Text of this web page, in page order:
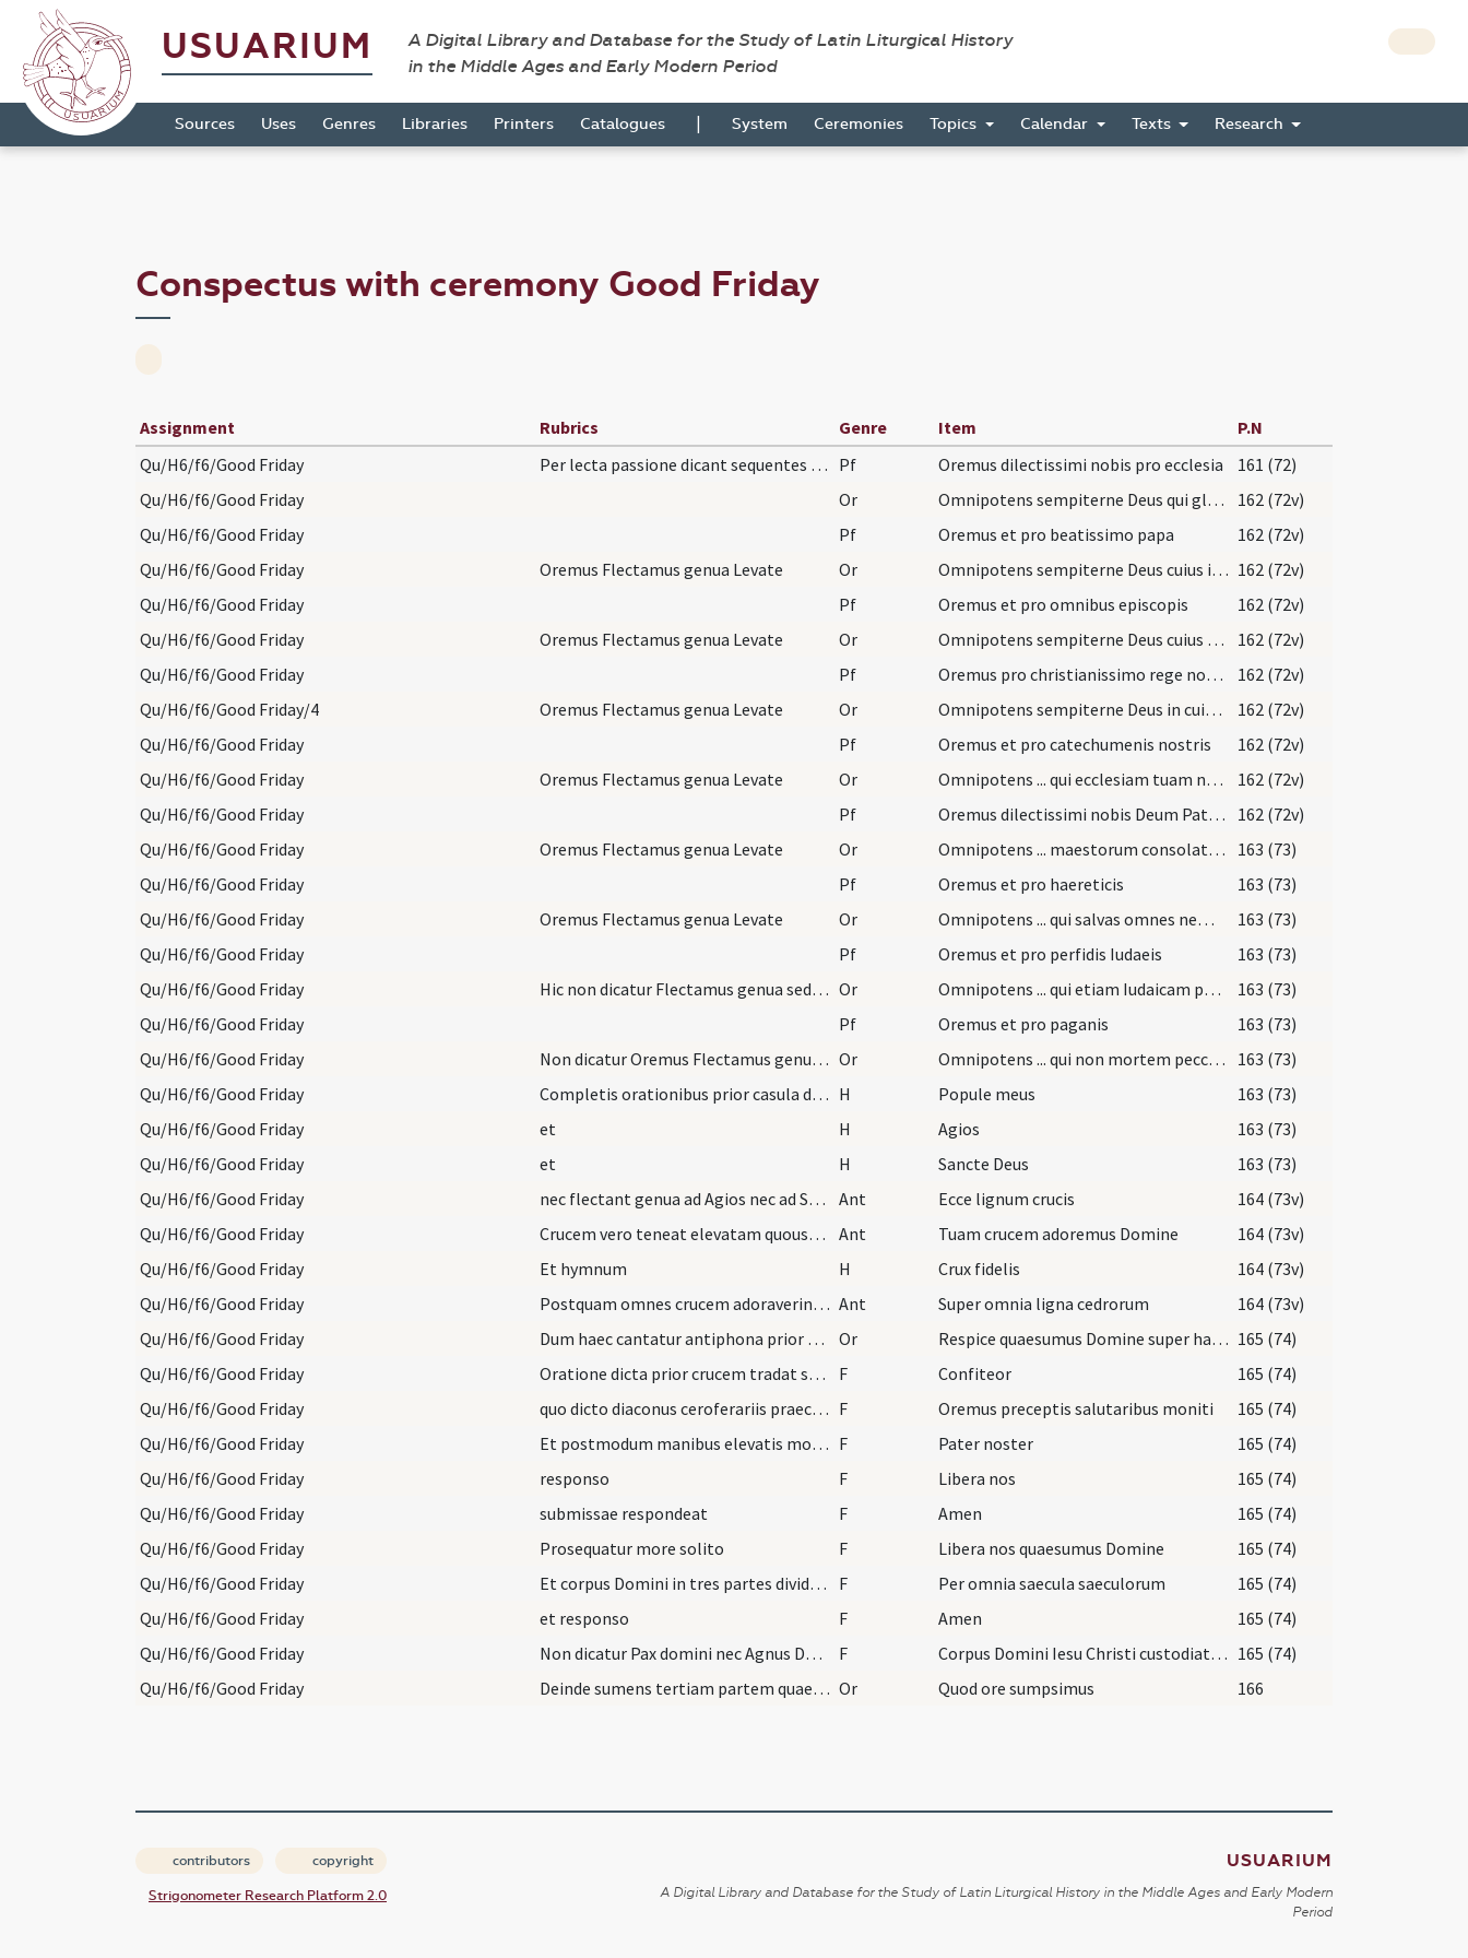
USUARIUM
A Digital Library and Database for the Study of Latin Liturgical History
in the Middle Ages and Early Modern Period
Sources Uses Genres Libraries Printers Catalogues | System Ceremonies Topics Calendar Texts Research
Conspectus with ceremony Good Friday
Assignment Rubrics Genre Item
P.N
Qu/H6/f6/Good Friday
Per lecta passione dicant sequentes orationes sin… Pf Oremus dilectissimi nobis pro ecclesia
161 (72)
Qu/H6/f6/Good Friday
Or Omnipotens sempiterne Deus qui gloriam tuam omnibus
162 (72v)
Qu/H6/f6/Good Friday
Pf Oremus et pro beatissimo papa
162 (72v)
Qu/H6/f6/Good Friday
Oremus Flectamus genua Levate Or Omnipotens sempiterne Deus cuius iudicio universa fundantur 162 (72v)
Qu/H6/f6/Good Friday
Pf Oremus et pro omnibus episcopis
162 (72v)
Qu/H6/f6/Good Friday
Oremus Flectamus genua Levate Or Omnipotens sempiterne Deus cuius spiritu totum corpus ecclesiae
162 (72v)
Qu/H6/f6/Good Friday
Pf Oremus pro christianissimo rege nostro
162 (72v)
Qu/H6/f6/Good Friday/4
Oremus Flectamus genua Levate Or Omnipotens sempiterne Deus in cuius manu ... Christianum benignus imperium ... dextera comprimantur.
162 (72v)
Qu/H6/f6/Good Friday
Pf Oremus et pro catechumenis nostris
162 (72v)
Qu/H6/f6/Good Friday
Oremus Flectamus genua Levate Or Omnipotens ... qui ecclesiam tuam nova semper
162 (72v)
Qu/H6/f6/Good Friday
Pf Oremus dilectissimi nobis Deum Patrem omnipotentem ut a cunctis mundum purget erroribus
162 (72v)
Qu/H6/f6/Good Friday
Oremus Flectamus genua Levate Or Omnipotens ... maestorum consolatio ... misericordiam tuam gaudeant affuisse
163 (73)
Qu/H6/f6/Good Friday
Pf Oremus et pro haereticis
163 (73)
Qu/H6/f6/Good Friday
Oremus Flectamus genua Levate Or Omnipotens ... qui salvas omnes neminem vis perire
163 (73)
Qu/H6/f6/Good Friday
Pf Oremus et pro perfidis Iudaeis
163 (73)
Qu/H6/f6/Good Friday
Hic non dicatur Flectamus genua sed Oremus Or Omnipotens ... qui etiam Iudaicam perfidiam
163 (73)
Qu/H6/f6/Good Friday
Pf Oremus et pro paganis
163 (73)
Qu/H6/f6/Good Friday
Non dicatur Oremus Flectamus genua Levate Or Omnipotens ... qui non mortem peccatorum sed vitam semper inquiris
163 (73)
Qu/H6/f6/Good Friday
Completis orationibus prior casula deposita cum m… H Popule meus
163 (73)
Qu/H6/f6/Good Friday
et H Agios
163 (73)
Qu/H6/f6/Good Friday
et H Sancte Deus
163 (73)
Qu/H6/f6/Good Friday
nec flectant genua ad Agios nec ad Sanctus. Cum a… Ant Ecce lignum crucis
164 (73v)
Qu/H6/f6/Good Friday
Crucem vero teneat elevatam quousque antiphona si… Ant Tuam crucem adoremus Domine
164 (73v)
Qu/H6/f6/Good Friday
Et hymnum H Crux fidelis
164 (73v)
Qu/H6/f6/Good Friday
Postquam omnes crucem adoraverint sacerdotes eam… Ant Super omnia ligna cedrorum
164 (73v)
Qu/H6/f6/Good Friday
Dum haec cantatur antiphona prior crucem teneat e… Or Respice quaesumus Domine super hanc familiam tuam pro qua ... crucis iubire tormentum. 165 (74)
Qu/H6/f6/Good Friday
Oratione dicta prior crucem tradat sacristae post… F Confiteor
165 (74)
Qu/H6/f6/Good Friday
quo dicto diaconus ceroferariis praecedentibus pi… F Oremus preceptis salutaribus moniti
165 (74)
Qu/H6/f6/Good Friday
Et postmodum manibus elevatis more solito prosequ… F Pater noster
165 (74)
Qu/H6/f6/Good Friday
responso F Libera nos
165 (74)
Qu/H6/f6/Good Friday
submissae respondeat F Amen
165 (74)
Qu/H6/f6/Good Friday
Prosequatur more solito F Libera nos quaesumus Domine
165 (74)
Qu/H6/f6/Good Friday
Et corpus Domini in tres partes dividat ac deinde… F Per omnia saecula saeculorum
165 (74)
Qu/H6/f6/Good Friday
et responso F Amen
165 (74)
Qu/H6/f6/Good Friday
Non dicatur Pax domini nec Agnus Dei qui tollis n… F Corpus Domini Iesu Christi custodiat me in vitam aeternam 165 (74)
Qu/H6/f6/Good Friday
Deinde sumens tertiam partem quae est in calice c… Or Quod ore sumpsimus 166
contributors copyright
Strigonometer Research Platform 2.0
USUARIUM
A Digital Library and Database for the Study of Latin Liturgical History in the Middle Ages and Early Modern
Period